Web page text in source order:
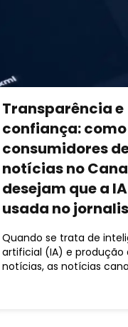
Transparência e
confiança:
consumidores
notícias no
desejam que a
usada no
Quando se trata de
artificial (IA) e produção
notícias, as notícias